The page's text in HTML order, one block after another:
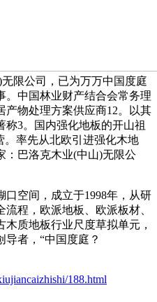
限公司，已为万万中国度庭
。中国林业财产结合会常务理
产物处理方案供应商‌12。以其
‌3。国内强化地板的开山祖
。率先从北欧引进强化木地
：巴洛克木业(中山)无限公
空间，成立于1998年，从研
程，欧派地板、欧派板材、
质地板行业尺度草拟单元，
导者，“中国度庭？
188.html